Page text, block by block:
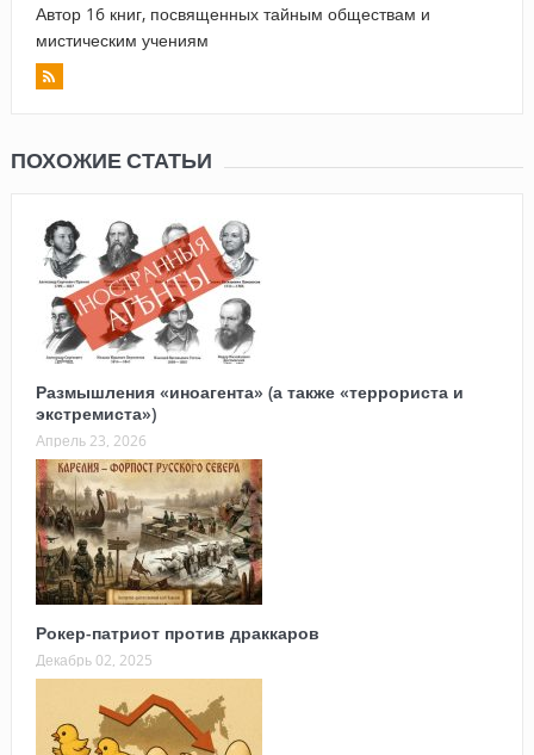
Автор 16 книг, посвященных тайным обществам и
мистическим учениям
ПОХОЖИЕ СТАТЬИ
Размышления «иноагента» (а также «террориста и
экстремиста»)
Апрель 23, 2026
Рокер-патриот против драккаров
Декабрь 02, 2025